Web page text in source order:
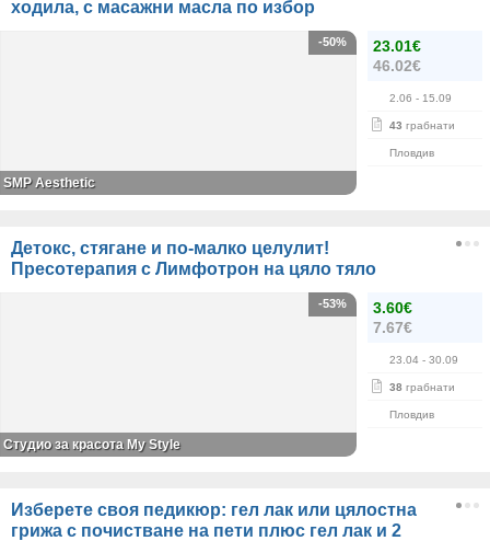
ходила, с масажни масла по избор
23.01€
46.02€
2.06 - 15.09
43 грабнати
Пловдив
-50%
SMP Aesthetic
Детокс, стягане и по-малко целулит!
Пресотерапия с Лимфотрон на цяло тяло
3.60€
7.67€
23.04 - 30.09
38 грабнати
Пловдив
-53%
Студио за красота My Style
Изберете своя педикюр: гел лак или цялостна
грижа с почистване на пети плюс гел лак и 2